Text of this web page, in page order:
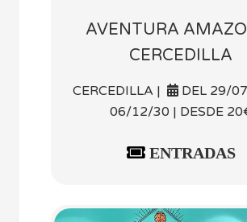
AVENTURA
CERCEDILLA
CERCEDILLA |
DEL 29/
06/12/30 | DESDE
ENTRADAS